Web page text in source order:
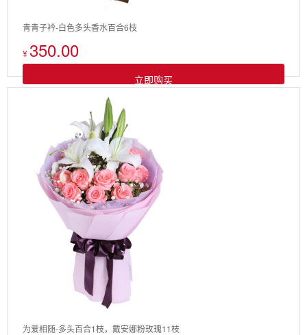
青青子衿-白色多头香水百合6枝
¥ 350.00
立即购买
为爱相随-多头百合1枝，戴安娜粉玫瑰11枝